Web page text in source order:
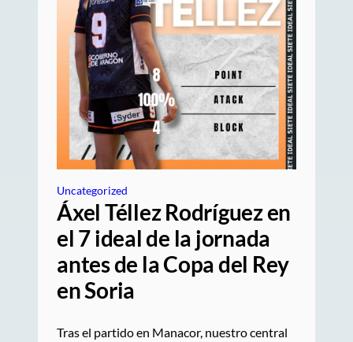
Uncategorized
Áxel Téllez Rodríguez en
el 7 ideal de la jornada
antes de la Copa del Rey
en Soria
Tras el partido en Manacor, nuestro central